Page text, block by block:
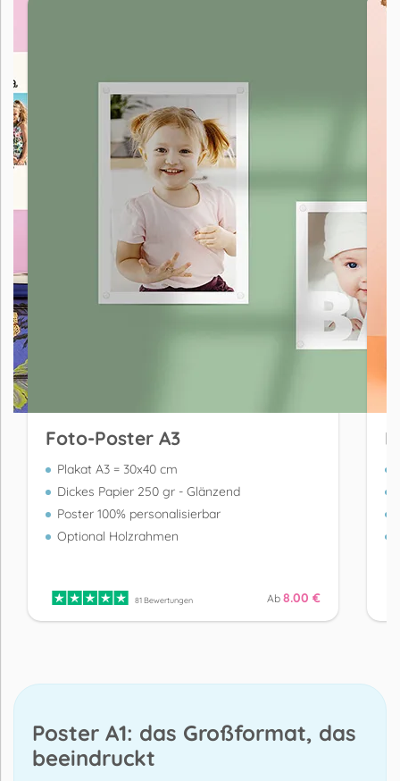
Foto-Poster A3
Plakat A3 = 30x40 cm
Dickes Papier 250 gr - Glänzend
Poster 100% personalisierbar
Optional Holzrahmen
81 Bewertungen Ab 8.00 €
Poster A1: das Großformat, das
beeindruckt